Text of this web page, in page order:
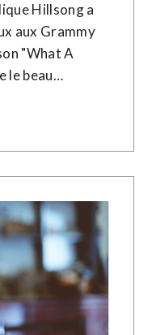
Hillsong a
aux Grammy
"What A
le beau…